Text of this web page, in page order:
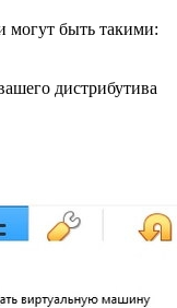
могут быть такими:
дистрибутива